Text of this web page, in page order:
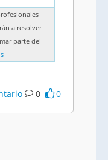
a resolver
parte del
0 0